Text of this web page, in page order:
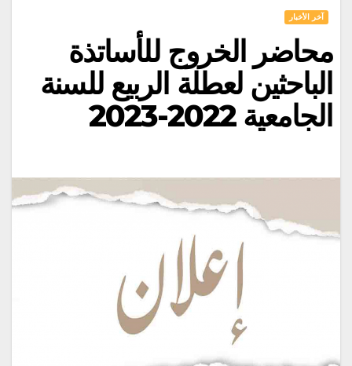
آخر الأخبار
محاضر الخروج للأساتذة
الباحثين لعطلة الربيع للسنة
الجامعية 2022-2023